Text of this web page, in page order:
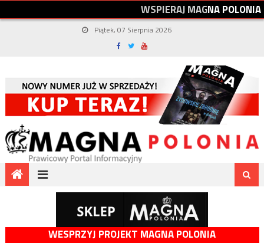
WSPIERAJMAGNAPOLONIA
Piątek, 07 Sierpnia 2026
WESPRZYJ PROJEKT MAGNA POLONIA